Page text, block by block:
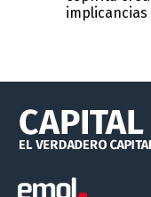
implicancias